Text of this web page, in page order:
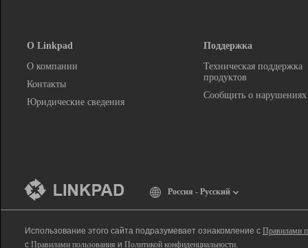
О Linkpad
О компании
Контакты
Юридические сведения
Поддержка
Техническая поддержка
продуктов
Сообщить о нарушениях
Россия - Русский
Использование этого сайта подразумевает ознакомление с Правилами
с Правилами пользования и Политикой конфиденциальности.